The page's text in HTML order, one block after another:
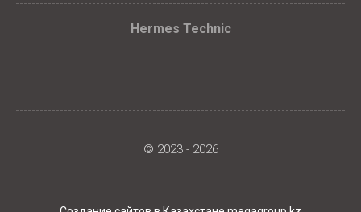
Hermes Technic
© 2023 - 2026